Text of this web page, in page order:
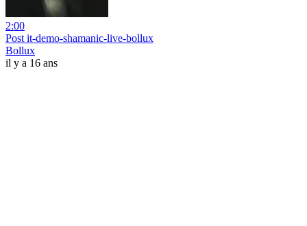
2:00
Post it-demo-shamanic-live-bollux
Bollux
il y a 16 ans